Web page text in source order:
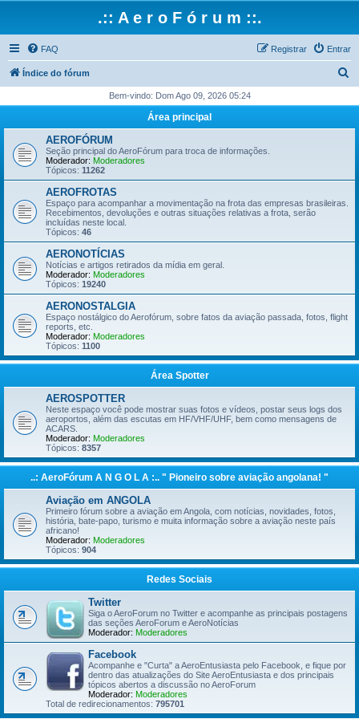
.:: A e r o F ó r u m ::.
FAQ Entrar
Registrar
Índice do fórum
q
Bem-vindo: Dom Ago 09, 2026 05:24
Área principal
AEROFÓRUM
Seção principal do AeroFórum para troca de informações.
Moderador: Moderadores
Tópicos: 11262
AEROFROTAS
Espaço para acompanhar a movimentação na frota das empresas brasileiras.
Recebimentos, devoluções e outras situações relativas a frota, serão
incluídas neste local.
Tópicos: 46
AERONOTÍCIAS
Notícias e artigos retirados da mídia em geral.
Moderador: Moderadores
Tópicos: 19240
AERONOSTALGIA
Espaço nostálgico do Aerofórum, sobre fatos da aviação passada, fotos, flight
reports, etc.
Moderador: Moderadores
Tópicos: 1100
Área Spotter
AEROSPOTTER
Neste espaço você pode mostrar suas fotos e vídeos, postar seus logs dos
aeroportos, além das escutas em HF/VHF/UHF, bem como mensagens de
ACARS.
Moderador: Moderadores
Tópicos: 8357
..: AeroFórum A N G O L A :.. " Pioneiro sobre aviação angolana! "
Aviação em ANGOLA
Primeiro fórum sobre a aviação em Angola, com notícias, novidades, fotos,
história, bate-papo, turismo e muita informação sobre a aviação neste país
africano!
Moderador: Moderadores
Tópicos: 904
Redes Sociais
Twitter
Siga o AeroForum no Twitter e acompanhe as principais postagens
das seções AeroForum e AeroNotícias
Moderador: Moderadores
Facebook
Acompanhe e "Curta" a AeroEntusiasta pelo Facebook, e fique por
dentro das atualizações do Site AeroEntusiasta e dos principais
tópicos abertos a discussão no AeroForum
Moderador: Moderadores
Total de redirecionamentos: 795701